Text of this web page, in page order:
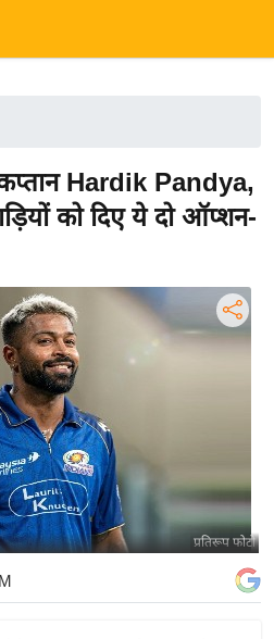
Hardik Pandya,
को दिए ये दो ऑप्शन-
प्रतिरूप फोटो